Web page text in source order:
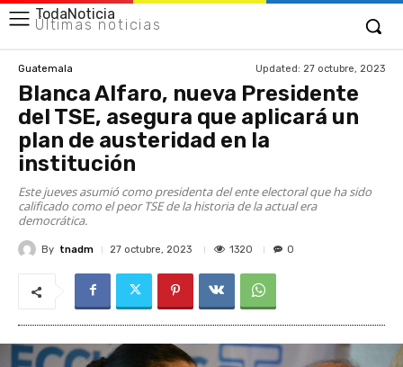
TodaNoticia
Últimas noticias
Guatemala Updated: 27 octubre, 2023
Blanca Alfaro, nueva Presidente
del TSE, asegura que aplicará un
plan de austeridad en la
institución
Este jueves asumió como presidenta del ente electoral que ha sido
calificado como el peor TSE de la historia de la actual era
democrática.
By tnadm 27 octubre, 2023 1320 0